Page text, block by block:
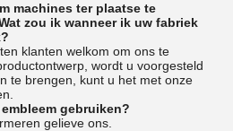
machines ter plaatse te
zou ik wanneer ik uw fabriek
klanten welkom om ons te
wordt u voorgesteld
te brengen, kunt u het met onze
gebruiken?
gelieve ons.